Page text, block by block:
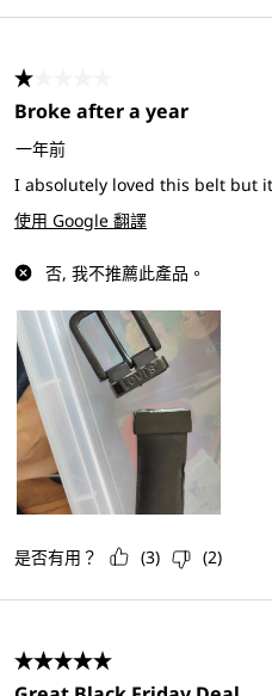
1星，共5星。
Broke after a year
一年前
I absolutely loved this belt but
使用 Google 翻譯
否, 我不推薦此產品。
是否有用？ (3) (2)
5星，共5星。